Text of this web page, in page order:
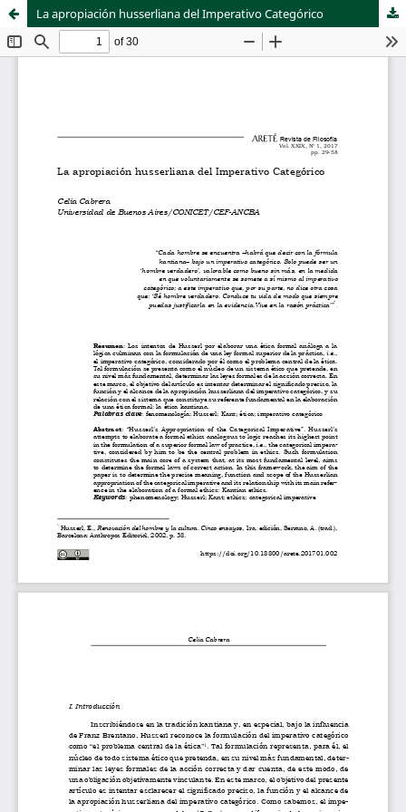
La apropiación husserliana del Imperativo Categórico